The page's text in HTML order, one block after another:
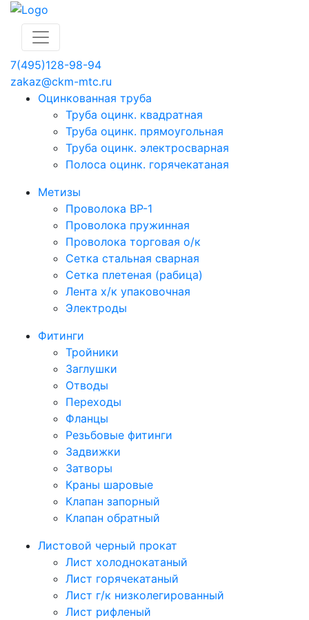
7(495)128-98-94
zakaz@ckm-mtc.ru
Оцинкованная труба
Труба оцинк. квадратная
Труба оцинк. прямоугольная
Труба оцинк. электросварная
Полоса оцинк. горячекатаная
Метизы
Проволока ВР-1
Проволока пружинная
Проволока торговая о/к
Сетка стальная сварная
Сетка плетеная (рабица)
Лента х/к упаковочная
Электроды
Фитинги
Тройники
Заглушки
Отводы
Переходы
Фланцы
Резьбовые фитинги
Задвижки
Затворы
Краны шаровые
Клапан запорный
Клапан обратный
Листовой черный прокат
Лист холоднокатаный
Лист горячекатаный
Лист г/к низколегированный
Лист рифленый